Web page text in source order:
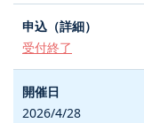
受付終了
2026/4/28